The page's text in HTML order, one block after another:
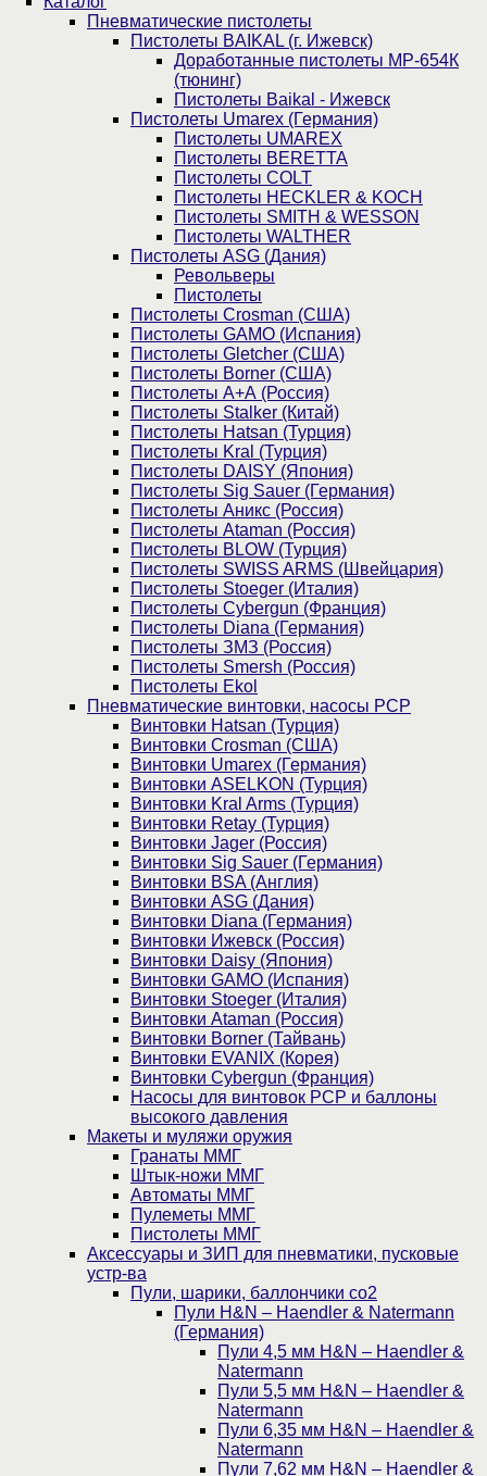
Пнев­ма­ти­чес­кие пистолеты
Пистолеты BAIKAL (г. Ижевск)
Доработанные пистолеты МР-654К
(тюнинг)
Пистолеты Baikal - Ижевск
Пистолеты Umarex (Германия)
Пистолеты UMAREX
Пистолеты BERETTA
Пистолеты COLT
Пистолеты HECKLER & KOCH
Пистолеты SMITH & WESSON
Пистолеты WALTHER
Пистолеты ASG (Дания)
Револьверы
Пистолеты
Пистолеты Crosman (США)
Пистолеты GAMO (Испания)
Пистолеты Gletcher (США)
Пистолеты Borner (США)
Пистолеты А+А (Россия)
Пистолеты Stalker (Китай)
Пистолеты Hatsan (Турция)
Пистолеты Kral (Турция)
Пистолеты DAISY (Япония)
Пистолеты Sig Sauer (Германия)
Пистолеты Аникс (Россия)
Пистолеты Ataman (Россия)
Пистолеты BLOW (Турция)
Пистолеты SWISS ARMS (Швейцария)
Пистолеты Stoeger (Италия)
Пистолеты Cybergun (Франция)
Пистолеты Diana (Германия)
Пистолеты ЗМЗ (Россия)
Пистолеты Smersh (Россия)
Пистолеты Ekol
Пневматические винтовки, насосы PCP
Винтовки Hatsan (Турция)
Винтовки Crosman (США)
Винтовки Umarex (Германия)
Винтовки ASELKON (Турция)
Винтовки Kral Arms (Турция)
Винтовки Retay (Турция)
Винтовки Jager (Россия)
Винтовки Sig Sauer (Германия)
Винтовки BSA (Англия)
Винтовки ASG (Дания)
Винтовки Diana (Германия)
Винтовки Ижевск (Россия)
Винтовки Daisy (Япония)
Винтовки GAMO (Испания)
Винтовки Stoeger (Италия)
Винтовки Ataman (Россия)
Винтовки Borner (Тайвань)
Винтовки EVANIX (Корея)
Винтовки Cybergun (Франция)
Насосы для винтовок PCP и баллоны
высокого давления
Макеты и муляжи оружия
Гранаты ММГ
Штык-ножи ММГ
Автоматы ММГ
Пулеметы ММГ
Пистолеты ММГ
Аксессуары и ЗИП для пневматики, пусковые
устр-ва
Пули, шарики, баллончики со2
Пули H&N – Haendler & Natermann
(Германия)
Пули 4,5 мм H&N – Haendler &
Natermann
Пули 5,5 мм H&N – Haendler &
Natermann
Пули 6,35 мм H&N – Haendler &
Natermann
Пули 7,62 мм H&N – Haendler &